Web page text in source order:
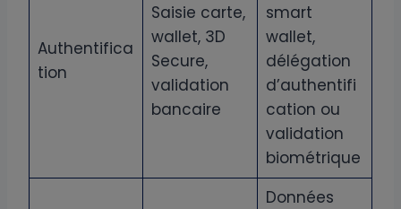
Authentifica
tion
Saisie carte,
wallet, 3D
Secure,
validation
bancaire
smart
wallet,
délégation
d’authentifi
cation ou
validation
biométrique
Données